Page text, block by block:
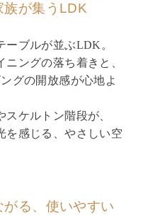
族が集うLDK
ーブルが並ぶLDK。
ングの落ち着きと、
グの開放感が心地よ
ケルトン階段が、
を感じる、やさしい空
がる、使いやすい